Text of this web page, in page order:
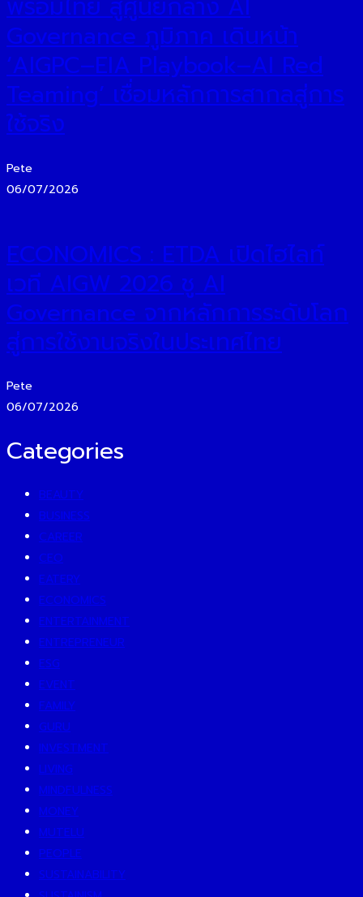
พร้อมไทย สู่ศูนย์กลาง AI
Governance ภูมิภาค เดินหน้า
‘AIGPC–EIA Playbook–AI Red
Teaming’ เชื่อมหลักการสากลสู่การ
ใช้จริง
Pete
06/07/2026
ECONOMICS : ETDA เปิดไฮไลท์
เวที AIGW 2026 ชู AI
Governance จากหลักการระดับโลก
สู่การใช้งานจริงในประเทศไทย
Pete
06/07/2026
Categories
BEAUTY
BUSINESS
CAREER
CEO
EATERY
ECONOMICS
ENTERTAINMENT
ENTREPRENEUR
ESG
EVENT
FAMILY
GURU
INVESTMENT
LIVING
MINDFULNESS
MONEY
MUTELU
PEOPLE
SUSTAINABILITY